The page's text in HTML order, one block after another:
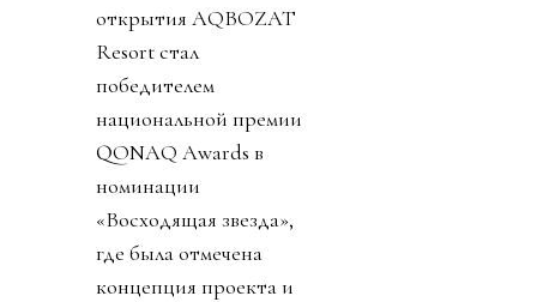
открытия AQBOZAT
Resort стал
победителем
национальной премии
QONAQ Awards в
номинации
«Восходящая звезда»,
где была отмечена
концепция проекта и